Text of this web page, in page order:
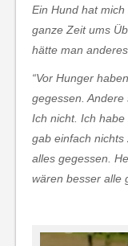
Ein Hund hat
ganze Zeit ums
hätte man
“Vor Hunger
gegessen. Andere
Ich nicht. Ich
gab einfach nichts
alles gegessen.
wären besser alle